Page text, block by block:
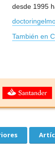
desde 1995
También en